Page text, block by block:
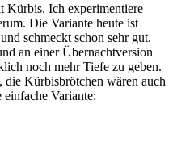
Kürbis. Ich experimentiere
Die Variante heute ist
schmeckt schon sehr gut.
an einer Übernachtversion
noch mehr Tiefe zu geben.
die Kürbisbrötchen wären auch
Variante: